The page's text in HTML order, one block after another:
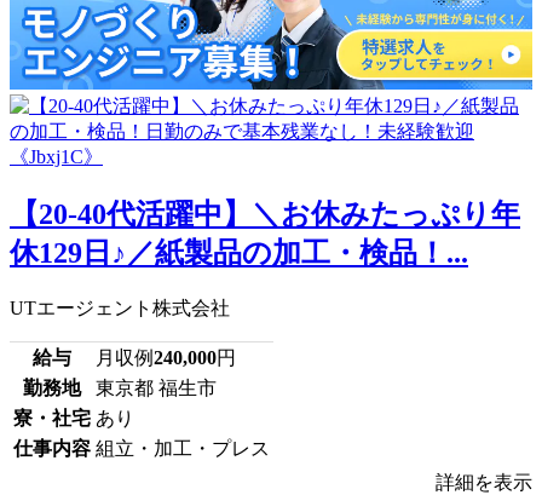
【20-40代活躍中】＼お休みたっぷり年
休129日♪／紙製品の加工・検品！...
UTエージェント株式会社
給与 月収例240,000円
勤務地
東京都 福生市
寮・社宅 あり
仕事内容 組立・加工・プレス
詳細を表示